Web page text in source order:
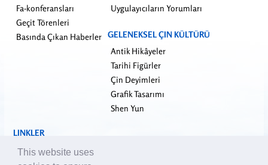
Fa-konferansları
Geçit Törenleri
Basında Çıkan Haberler
Uygulayıcıların Yorumları
GELENEKSEL ÇIN KÜLTÜRÜ
Antik Hikâyeler
Tarihi Figürler
Çin Deyimleri
Grafik Tasarımı
Shen Yun
LINKLER
falundafa.org
faluninfo.net
This website uses